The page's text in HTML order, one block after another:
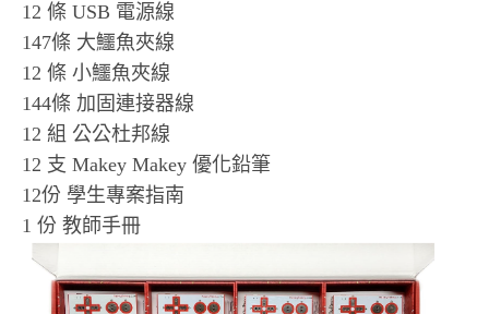
12 條 USB 電源線
147條 大鱷魚夾線
12 條 小鱷魚夾線
144條 加固連接器線
12 組 公公杜邦線
12 支 Makey Makey 優化鉛筆
12份 學生專案指南
1 份 教師手冊